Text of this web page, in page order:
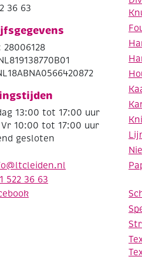
36 63
28006128
13:00 tot 17:00 uur
10:00 tot 17:00 uur
gesloten
522 36 63